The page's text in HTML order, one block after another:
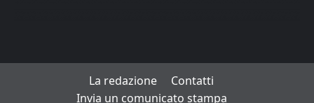
La redazione
Contatti
Invia un comunicato stampa